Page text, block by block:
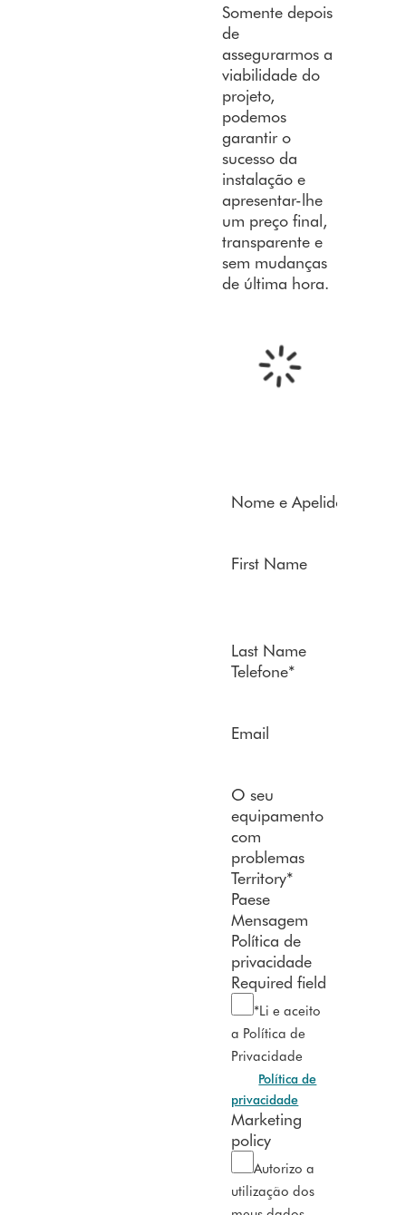
Somente depois
de
assegurarmos a
viabilidade do
projeto,
podemos
garantir o
sucesso da
instalação e
apresentar-lhe
um preço final,
transparente e
sem mudanças
de última hora.
Nome e Apelido
First Name
Last Name
Telefone*
Email
O seu
equipamento
com
problemas
Territory*
Paese
Mensagem
Política de
privacidade
Required field
*Li e aceito
a Política de
Privacidade
Política de
privacidade
Marketing
policy
Autorizo a
utilização dos